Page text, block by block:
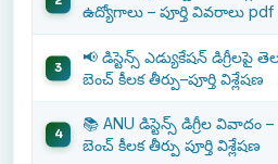
ఉద్యోగాలు – పూర్తి వివరాలు pdf
📢 డిస్టెన్స్ ఎడ్యుకేషన్ డిగ్రీలపై
బెంచ్ కీలక తీర్పు–పూర్తి విశ్లేషణ
📚 ANU డిస్టెన్స్ డిగ్రీల వివాదం
బెంచ్ కీలక తీర్పు పూర్తి విశ్లేషణ